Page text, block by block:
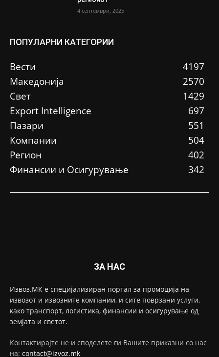
4 септември, 2025
ПОПУЛАРНИ КАТЕГОРИИ
Вести
4197
Македонија
2570
Свет
1429
Еxport Intelligence
697
Пазари
551
Компании
504
Регион
402
Финансии и Осигурување
342
ЗА НАС
Извоз.МК е специјализиран портал за промоција на
извозот и извозните компании, и сите поврзани услуги,
како транспорт, логистика, финансии и осигурување од
земјата и светот.
Контактирајте не и споделете ги Вашите приказни со нас
на: contact@izvoz.mk